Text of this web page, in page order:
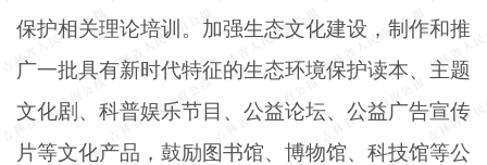
保护相关理论培训。加强生态文化建设，制作和推
广一批具有新时代特征的生态环境保护读本、主题
文化剧、科普娱乐节目、公益论坛、公益广告宣传
片等文化产品，鼓励图书馆、博物馆、科技馆等公